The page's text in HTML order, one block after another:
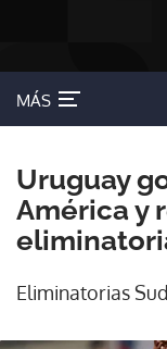
MÁS
Uruguay
América y
Eliminatorias